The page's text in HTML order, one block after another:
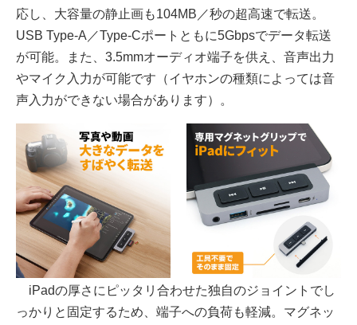
応し、大容量の静止画も104MB／秒の超高速で転送。
USB Type-A／Type-Cポートともに5Gbpsでデータ転送
が可能。また、3.5mmオーディオ端子を供え、音声出力
やマイク入力が可能です（イヤホンの種類によっては音
声入力ができない場合があります）。
iPadの厚さにピッタリ合わせた独自のジョイントでし
っかりと固定するため、端子への負荷も軽減。マグネッ